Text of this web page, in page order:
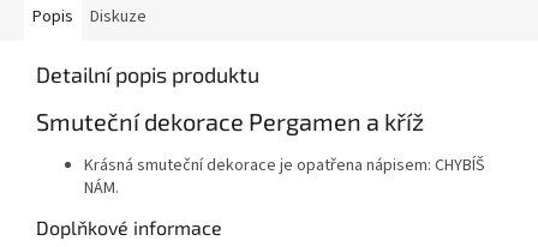
Popis Diskuze
Detailní popis produktu
Smuteční dekorace Pergamen a kříž
Krásná smuteční dekorace je opatřena nápisem: CHYBÍŠ
NÁM.
Doplňkové informace